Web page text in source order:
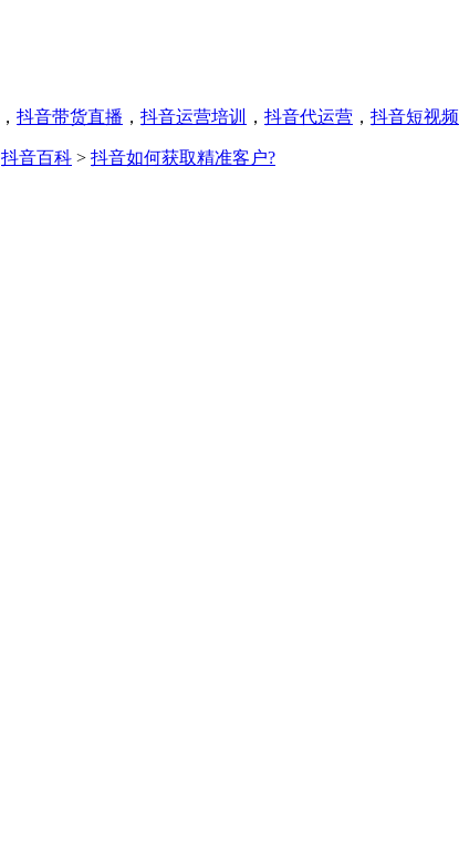
， 抖音带货直播 ， 抖音运营培训 ， 抖音代运营 ， 抖音短视频
抖音百科 > 抖音如何获取精准客户?